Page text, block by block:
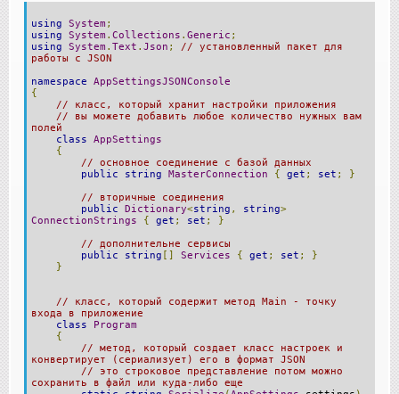
using System ;
using
System . Collections . Generic ;
using
System . Text . Json ;
// установленный пакет для
работы с JSON
namespace
AppSettingsJSONConsole
{
// класс, который хранит настройки приложения
// вы можете добавить любое количество нужных вам
полей
class
AppSettings
{
// основное соединение с базой данных
public
string MasterConnection { get ; set ;
}
// вторичные соединения
public
Dictionary<string , string>
ConnectionStrings
{ get ; set ;
}
// дополнительне сервисы
public
string [] Services { get ; set ;
}
}
// класс, который содержит метод Main - точку
входа в приложение
class
Program
{
// метод, который создает класс настроек и
конвертирует (сериализует) его в формат JSON
// это строковое представление потом можно
сохранить в файл или куда-либо еще